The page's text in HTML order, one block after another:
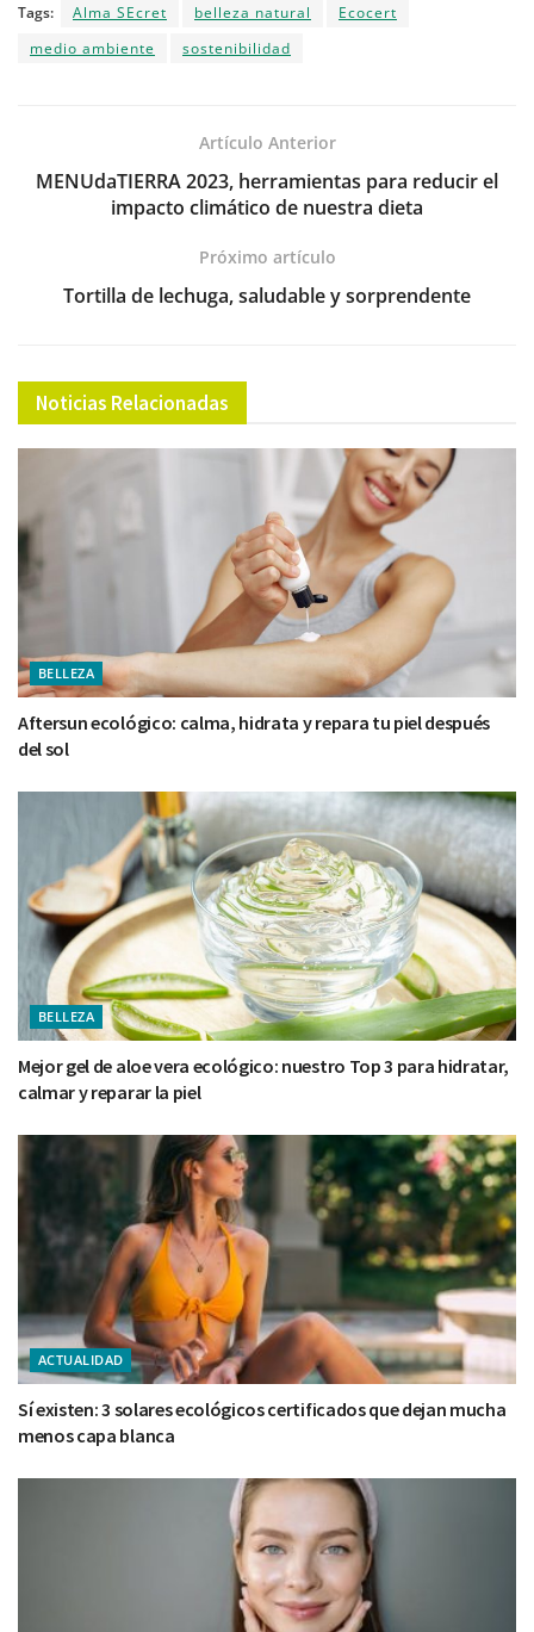
c
e
o
itt
er
at
p
e
gr
m
ai
l
k
n
m
Tags: Alma SEcret belleza natural
Ecocert
medio ambiente
sostenibilidad
Artículo Anterior
MENUdaTIERRA 2023, herramientas para reducir el
impacto climático de nuestra dieta
Próximo artículo
Tortilla de lechuga, saludable y sorprendente
Noticias Relacionadas
BELLEZA
Aftersun ecológico: calma, hidrata y repara tu piel después
del sol
BELLEZA
Mejor gel de aloe vera ecológico: nuestro Top 3 para hidratar,
calmar y reparar la piel
ACTUALIDAD
Sí existen: 3 solares ecológicos certificados que dejan mucha
menos capa blanca